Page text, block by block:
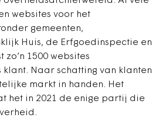
websites voor het
gemeenten,
Huis, de Erfgoedinspectie en
1500 websites
Naar schatting van klanten
markt in handen. Het
het in 2021 de enige partij die